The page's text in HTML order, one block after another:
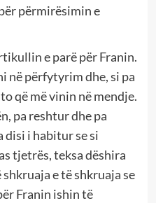
përmirësimin e
e parë për Franin.
në përfytyrim dhe, si pa
që më vinin në mendje.
pa reshtur dhe pa
disi i habitur se si
tjetrës, teksa dëshira
e të shkruaja se
Franin ishin të